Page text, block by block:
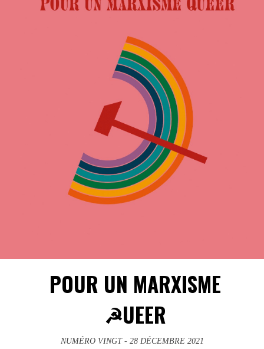
POUR UN MARXISME
☭UEER
NUMÉRO VINGT - 28 DÉCEMBRE 2021